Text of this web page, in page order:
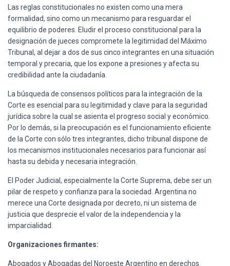
Las reglas constitucionales no existen como una mera
formalidad, sino como un mecanismo para resguardar el
equilibrio de poderes. Eludir el proceso constitucional para la
designación de jueces compromete la legitimidad del Máximo
Tribunal, al dejar a dos de sus cinco integrantes en una situación
temporal y precaria, que los expone a presiones y afecta su
credibilidad ante la ciudadanía.
La búsqueda de consensos políticos para la integración de la
Corte es esencial para su legitimidad y clave para la seguridad
jurídica sobre la cual se asienta el progreso social y económico.
Por lo demás, si la preocupación es el funcionamiento eficiente
de la Corte con sólo tres integrantes, dicho tribunal dispone de
los mecanismos institucionales necesarios para funcionar así
hasta su debida y necesaria integración.
El Poder Judicial, especialmente la Corte Suprema, debe ser un
pilar de respeto y confianza para la sociedad. Argentina no
merece una Corte designada por decreto, ni un sistema de
justicia que desprecie el valor de la independencia y la
imparcialidad.
Organizaciones firmantes:
Abogados y Abogadas del Noroeste Argentino en derechos